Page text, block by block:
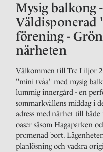
Mysig balkong
Väldisponerad
förening -
närheten
Välkommen till Tre Liljor
"mini tvåa" med mysig
lummig innergård - en
sommarkvällens middag i
adress med närhet till
oaser såsom Hagaparken
promenad bort.
planlösning och vackra